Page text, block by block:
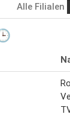
Alle Filialen